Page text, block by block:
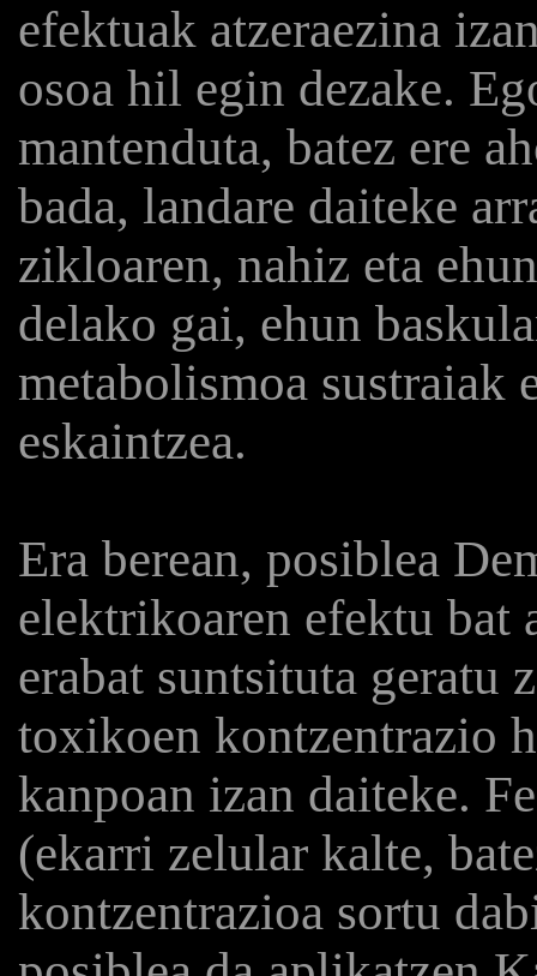
efektuak atzeraezina
osoa hil egin dezake.
mantenduta, batez ere
bada, landare daiteke
zikloaren, nahiz eta
delako gai, ehun
metabolismoa sustraiak
eskaintzea.
Era berean, posiblea
elektrikoaren efektu bat
erabat suntsituta geratu
toxikoen kontzentrazio
kanpoan izan daiteke.
(ekarri zelular kalte,
kontzentrazioa sortu